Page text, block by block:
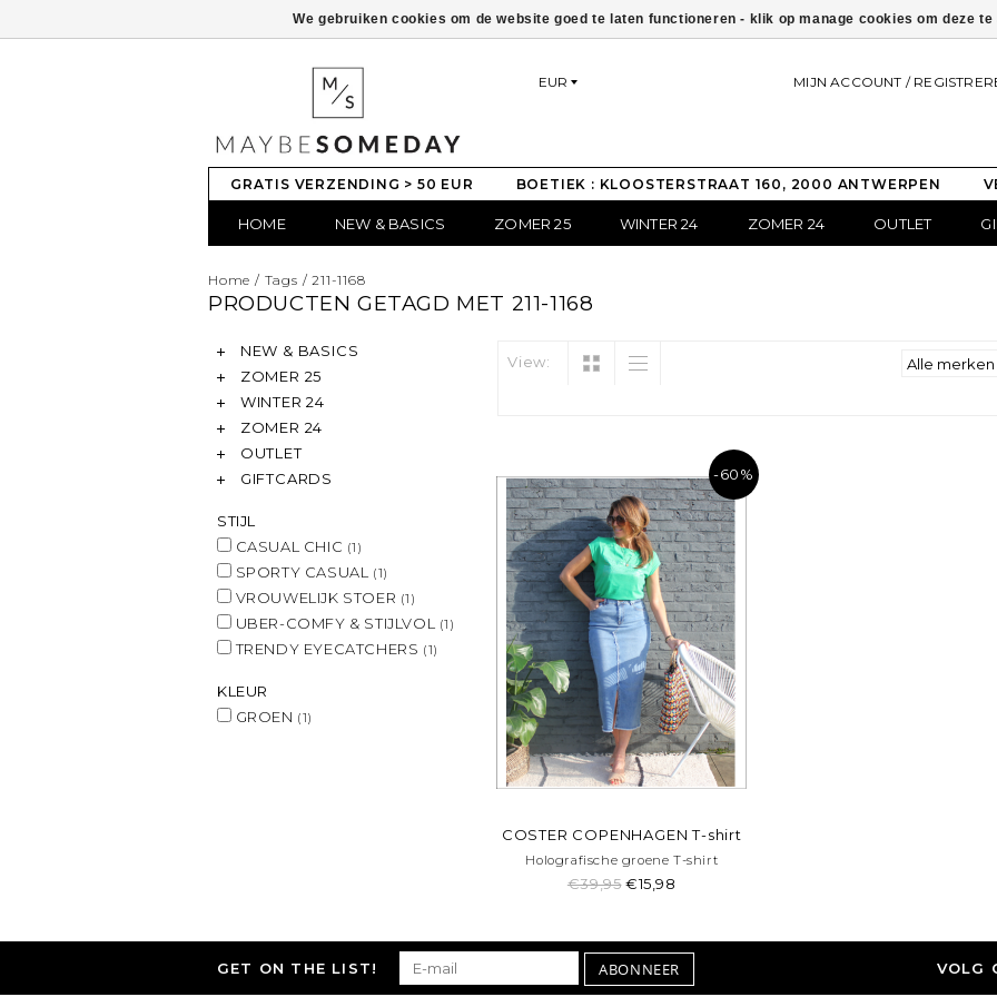
EUR MIJN ACCOUNT /
GRATIS VERZENDING > 50 EUR BOETIEK : KLOOSTERSTRAAT 160, 2000 ANTWERPEN
HOME NEW & BASICS ZOMER 25 WINTER 24 ZOMER 24 OUTLET
Home / Tags /211-1168
PRODUCTEN GETAGD MET 211-1168
NEW & BASICS
ZOMER 25
WINTER 24
ZOMER 24
OUTLET
GIFTCARDS
STIJL
CASUAL CHIC (1)
SPORTY CASUAL (1)
VROUWELIJK STOER (1)
UBER-COMFY & STIJLVOL (1)
TRENDY EYECATCHERS (1)
KLEUR
GROEN (1)
View:
-60%
COSTER COPENHAGEN T-shirt
Holografische groene T-shirt
€39,95€15,98
We gebruiken cookies om de website goed te laten functioneren - klik op manage cookies om deze
GET ON THE LIST! ABONNEER VOLG